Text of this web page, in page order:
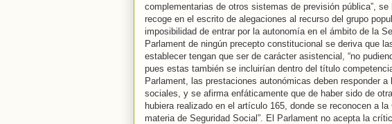
complementarias de otros sistemas de previsión pública”,
recoge en el escrito de alegaciones al recurso del grupo
imposibilidad de entrar por la autonomía en el ámbito de la
Parlament de ningún precepto constitucional se deriva que
establecer tengan que ser de carácter asistencial, “no
pues estas también se incluirían dentro del título
Parlament, las prestaciones autonómicas deben responder
sociales, y se afirma enfáticamente que de haber sido de
hubiera realizado en el artículo 165, donde se reconocen a
materia de Seguridad Social”. El Parlament no acepta la